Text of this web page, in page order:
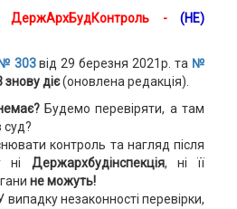
ДержАрхБудКонтроль -(НЕ)
303від 29 березня 2021р. та №
діє(оновлена редакція).
Будемо перевіряти, а там
контроль та нагляд після
ні Держархбудінспекція, ні її
не можуть!
випадку незаконності перевірки,